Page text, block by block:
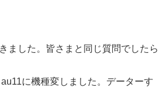
ました。皆さまと同じ質問でしたら
に機種変しました。データーす